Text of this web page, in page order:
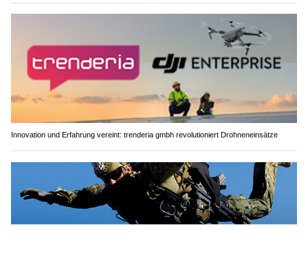
Innovation und Erfahrung vereint: trenderia gmbh revolutioniert Drohneneinsätze